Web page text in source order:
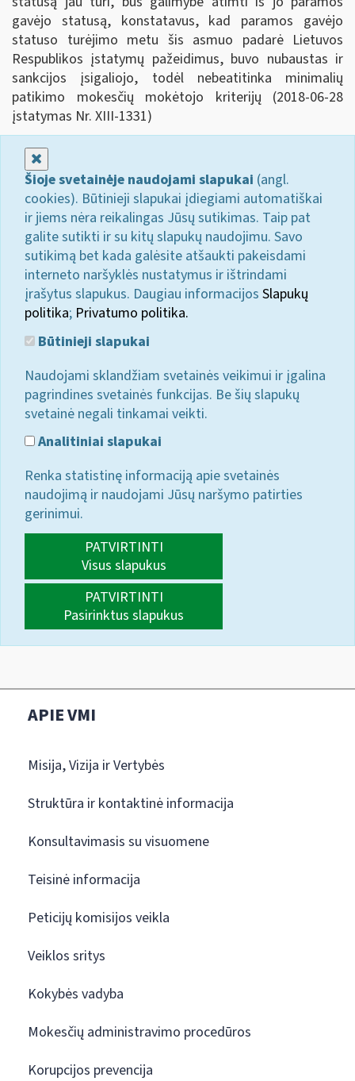
gavėjo statusą, konstatavus, kad paramos gavėjo
statuso turėjimo metu šis asmuo padarė Lietuvos
Respublikos įstatymų pažeidimus, buvo nubaustas ir
sankcijos įsigaliojo, todėl nebeatitinka minimalių
patikimo mokesčių mokėtojo kriterijų (2018-06-28
įstatymas Nr. XIII-1331)
Šioje svetainėje naudojami slapukai (angl.
cookies). Būtinieji slapukai įdiegiami automatiškai
ir jiems nėra reikalingas Jūsų sutikimas. Taip pat
galite sutikti ir su kitų slapukų naudojimu. Savo
sutikimą bet kada galėsite atšaukti pakeisdami
interneto naršyklės nustatymus ir ištrindami
įrašytus slapukus. Daugiau informacijos Slapukų
politika; Privatumo politika.
Būtinieji slapukai
Naudojami sklandžiam svetainės veikimui ir įgalina
pagrindines svetainės funkcijas. Be šių slapukų
svetainė negali tinkamai veikti.
Analitiniai slapukai
Renka statistinę informaciją apie svetainės
naudojimą ir naudojami Jūsų naršymo patirties
gerinimui.
PATVIRTINTI
Visus slapukus
PATVIRTINTI
Pasirinktus slapukus
APIE VMI
Misija, Vizija ir Vertybės
Struktūra ir kontaktinė informacija
Konsultavimasis su visuomene
Teisinė informacija
Peticijų komisijos veikla
Veiklos sritys
Kokybės vadyba
Mokesčių administravimo procedūros
Korupcijos prevencija